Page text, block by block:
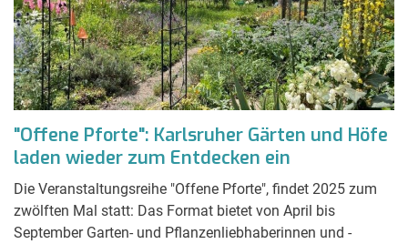
"Offene Pforte": Karlsruher Gärten und Höfe
laden wieder zum Entdecken ein
Die Veranstaltungsreihe "Offene Pforte", findet 2025 zum
zwölften Mal statt: Das Format bietet von April bis
September Garten- und Pflanzenliebhaberinnen und -